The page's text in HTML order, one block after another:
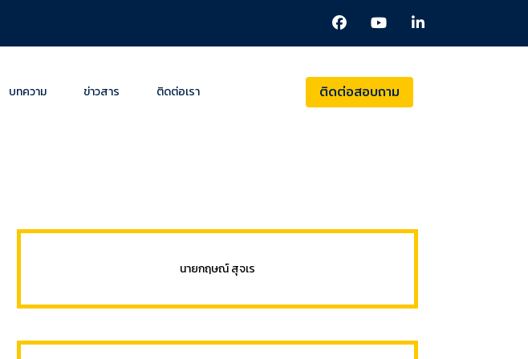
บทความ ข่าวสาร ติดต่อเรา ติดต่อสอบถาม
นายกฤษณ์ สุจเร